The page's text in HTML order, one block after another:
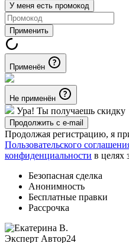
У меня есть промокод
Применить
Применён
Не применён
Ура! Ты получаешь скидку
Продолжить с e-mail
Продолжая регистрацию, я
Пользовательского
конфиденциальности в целях
Безопасная сделка
Анонимность
Бесплатные правки
Рассрочка
Эксперт Автор24